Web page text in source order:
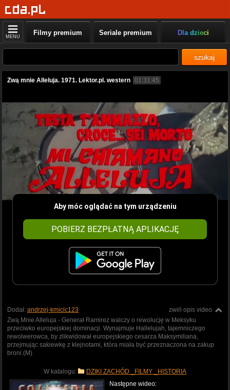
MENU Filmy premium Seriale premium Dla dzieci
szukaj
Zwą mnie Alleluja. 1971. Lektor.pl. western 01:31:45
Aby móc oglądać na tym urządzeniu
POBIERZ BEZPŁATNĄ APLIKACJĘ
zwiń opis video
Dodał: andrzej-kmicic123
Zwą Mnie Alleluja - Generał Ramirez walczy o rewolucję w Meksyku
przeciwko europejskiej dominacji. Wynajmuje Hallelujah, tajemniczego
rewolwerowca, by zlikwidował europejskiego cesarza Maksymiliana,
przejmując sakiewkę z klejnotami, która miała być przeznaczona na zakup
broni.(M)
W katalogu: DZIKI ZACHÓD _FILMY _HISTORIA
Następne wideo: